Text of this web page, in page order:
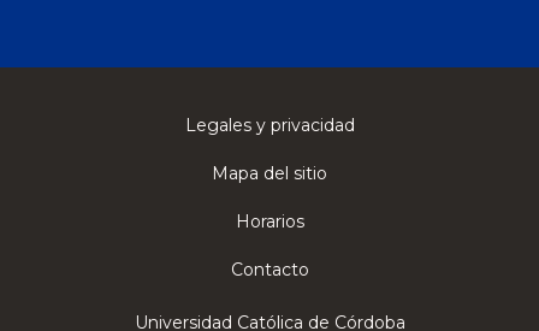
Legales y privacidad
Mapa del sitio
Horarios
Contacto
Universidad Católica de Córdoba